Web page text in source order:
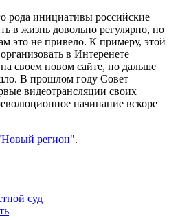
рода инициативы российские
в жизнь довольно регулярно, но
это не привело. К примеру, этой
в Интеренете
своем новом сайте, но дальше
В прошлом году Совет
видеотрансляции своих
начинание вскоре
регион".
суд